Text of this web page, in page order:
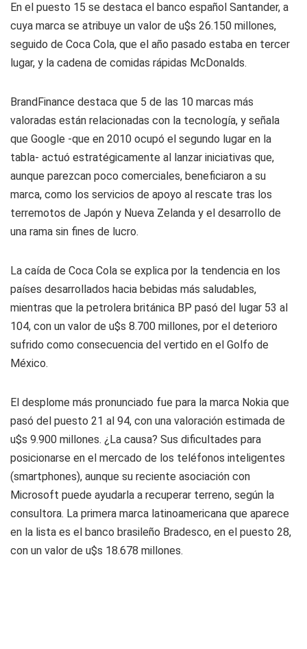
En el puesto 15 se destaca el banco español Santander, a
cuya marca se atribuye un valor de u$s 26.150 millones,
seguido de Coca Cola, que el año pasado estaba en tercer
lugar, y la cadena de comidas rápidas McDonalds.
BrandFinance destaca que 5 de las 10 marcas más
valoradas están relacionadas con la tecnología, y señala
que Google -que en 2010 ocupó el segundo lugar en la
tabla- actuó estratégicamente al lanzar iniciativas que,
aunque parezcan poco comerciales, beneficiaron a su
marca, como los servicios de apoyo al rescate tras los
terremotos de Japón y Nueva Zelanda y el desarrollo de
una rama sin fines de lucro.
La caída de Coca Cola se explica por la tendencia en los
países desarrollados hacia bebidas más saludables,
mientras que la petrolera británica BP pasó del lugar 53 al
104, con un valor de u$s 8.700 millones, por el deterioro
sufrido como consecuencia del vertido en el Golfo de
México.
El desplome más pronunciado fue para la marca Nokia que
pasó del puesto 21 al 94, con una valoración estimada de
u$s 9.900 millones. ¿La causa? Sus dificultades para
posicionarse en el mercado de los teléfonos inteligentes
(smartphones), aunque su reciente asociación con
Microsoft puede ayudarla a recuperar terreno, según la
consultora. La primera marca latinoamericana que aparece
en la lista es el banco brasileño Bradesco, en el puesto 28,
con un valor de u$s 18.678 millones.